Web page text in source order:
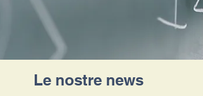
Le nostre news